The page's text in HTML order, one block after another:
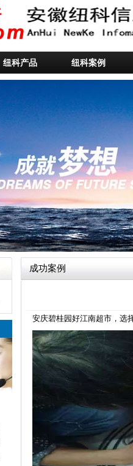
纽科产品 纽科案例
成功案例
安庆碧桂园好江南超市，选